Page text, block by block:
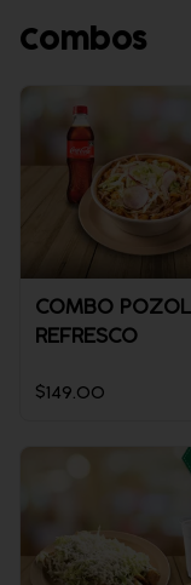
Combos
COMBO
REFRESCO
$149.00